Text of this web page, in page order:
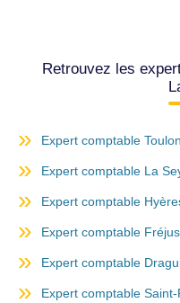
Retrouvez les
Expert comptable Toulon
Expert comptable La
Expert comptable
Expert comptable Fréjus
Expert comptable
Expert comptable